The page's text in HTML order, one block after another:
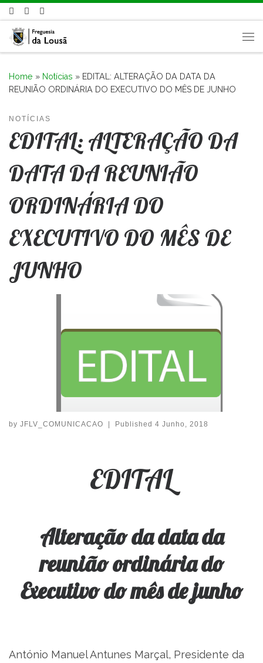
Skip to content
Home » Notícias » EDITAL: ALTERAÇÃO DA DATA DA
REUNIÃO ORDINÁRIA DO EXECUTIVO DO MÊS DE JUNHO
NOTÍCIAS
EDITAL: ALTERAÇÃO DA
DATA DA REUNIÃO
ORDINÁRIA DO
EXECUTIVO DO MÊS DE
JUNHO
by JFLV_COMUNICACAO Published 4 Junho, 2018
EDITAL
Alteração da data da
reunião ordinária do
Executivo do mês de junho
António Manuel Antunes Marçal, Presidente da